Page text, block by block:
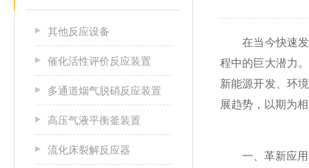
其他反应设备
催化活性评价反应装置
多通道烟气脱硝反应装置
高压气液平衡釜装置
流化床裂解反应器
在当今快速发
程中的巨大潜力
新能源开发、环
展趋势，以期为
一、革新应用